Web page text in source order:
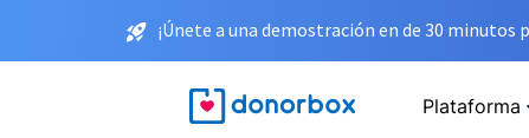
¡Únete a una demostración en de 30
Plataforma